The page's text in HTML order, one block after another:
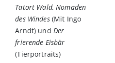
Tatort Wald, Nomaden
des Windes(Mit Ingo
Arndt) und Der
frierende Eisbär
(Tierportraits)